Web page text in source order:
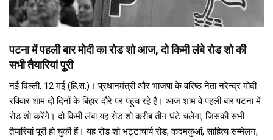
पटना में पहली बार मोदी का रोड शो आज, दो किमी लंबे रोड शो की
सभी तैयारियां पूुरी
नई दिल्ली, 12 मई (हि.स.)। प्रधानमंत्री और भाजपा के वरिष्ठ नेता नरेन्द्र मोदी
रविवार शाम दो दिनों के बिहार दौरे पर पहुंच रहे हैं। आज शाम वे पहली बार पटना में
रोड शो करेंगे। दो किमी लंबा यह रोड शो करीब तीन घंटे चलेगा, जिसकी सभी
तैयारियां पूरी हो चुकी हैं। यह रोड शो भट्टाचार्य रोड, कदमकुआं, साहित्य सम्मेलन,